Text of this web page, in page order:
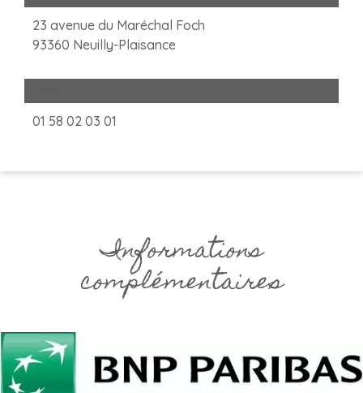
23 avenue du Maréchal Foch
93360 Neuilly-Plaisance
01 58 02 03 01
Informations
complémentaires